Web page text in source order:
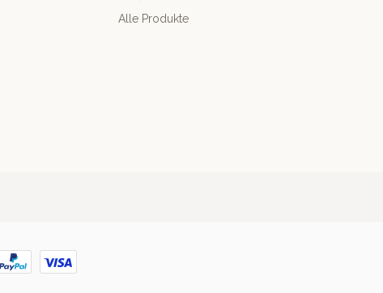
Alle Produkte